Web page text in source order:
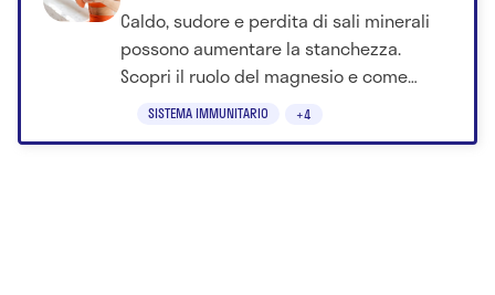
SISTEMA IMMUNITARIO +4
Caldo, sudore e perdita di sali minerali
possono aumentare la stanchezza.
Scopri il ruolo del magnesio e come
supportare l'organismo durante l'estate.